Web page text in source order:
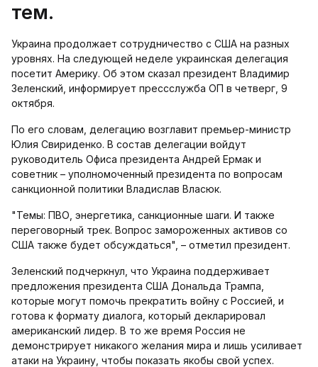
тем.
Украина продолжает сотрудничество с США на разных
уровнях. На следующей неделе украинская делегация
посетит Америку. Об этом сказал президент Владимир
Зеленский, информирует прессслужба ОП в четверг, 9
октября.
По его словам, делегацию возглавит премьер-министр
Юлия Свириденко. В состав делегации войдут
руководитель Офиса президента Андрей Ермак и
советник – уполномоченный президента по вопросам
санкционной политики Владислав Власюк.
"Темы: ПВО, энергетика, санкционные шаги. И также
переговорный трек. Вопрос замороженных активов со
США также будет обсуждаться", – отметил президент.
Зеленский подчеркнул, что Украина поддерживает
предложения президента США Дональда Трампа,
которые могут помочь прекратить войну с Россией, и
готова к формату диалога, который декларировал
американский лидер. В то же время Россия не
демонстрирует никакого желания мира и лишь усиливает
атаки на Украину, чтобы показать якобы свой успех.